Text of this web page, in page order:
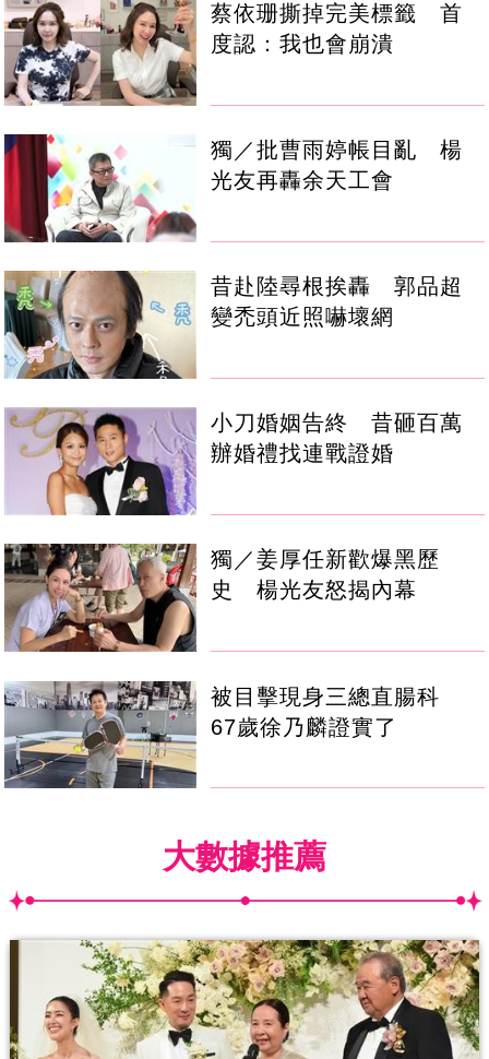
蔡依珊撕掉完美標籤 首
度認：我也會崩潰
獨／批曹雨婷帳目亂 楊
光友再轟余天工會
昔赴陸尋根挨轟 郭品超
變禿頭近照嚇壞網
小刀婚姻告終 昔砸百萬
辦婚禮找連戰證婚
獨／姜厚任新歡爆黑歷
史 楊光友怒揭內幕
被目擊現身三總直腸科
67歲徐乃麟證實了
大數據推薦